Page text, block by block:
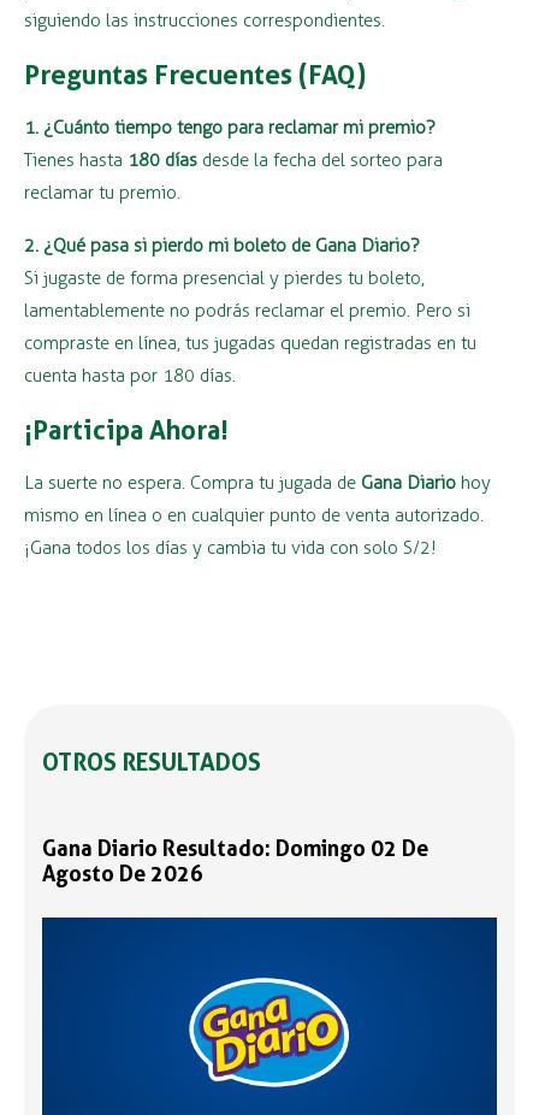
siguiendo las instrucciones correspondientes.
Preguntas Frecuentes (FAQ)
1. ¿Cuánto tiempo tengo para reclamar mi premio?
Tienes hasta 180 días desde la fecha del sorteo para
reclamar tu premio.
2. ¿Qué pasa si pierdo mi boleto de Gana Diario?
Si jugaste de forma presencial y pierdes tu boleto,
lamentablemente no podrás reclamar el premio. Pero si
compraste en línea, tus jugadas quedan registradas en tu
cuenta hasta por 180 días.
¡Participa Ahora!
La suerte no espera. Compra tu jugada de Gana Diario hoy
mismo en línea o en cualquier punto de venta autorizado.
¡Gana todos los días y cambia tu vida con solo S/2!
OTROS RESULTADOS
Gana Diario Resultado: Domingo 02 De
Agosto De 2026